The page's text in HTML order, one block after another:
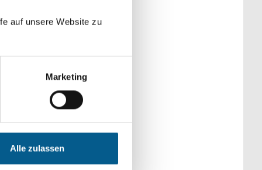
auf unsere Website zu
Marketing
Alle zulassen
Kategorien